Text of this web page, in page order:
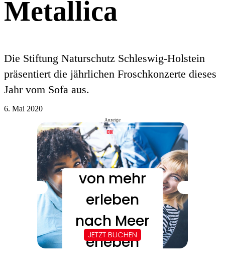
Metallica
Die Stiftung Naturschutz Schleswig-Holstein
präsentiert die jährlichen Froschkonzerte dieses
Jahr vom Sofa aus.
6. Mai 2020
Anzeige